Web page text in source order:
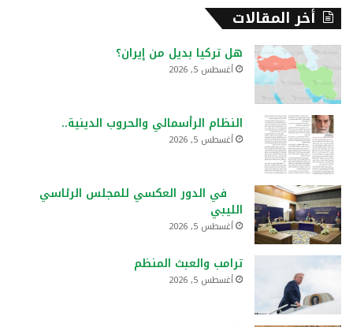
أخر المقالات
هل تركيا بديل من إيران؟
أغسطس 5, 2026
النظام الرأسمالي والحروب الدينية..
أغسطس 5, 2026
في الدور العكسي للمجلس الرئاسي
الليبي
أغسطس 5, 2026
ترامب والعبث المنظم
أغسطس 5, 2026